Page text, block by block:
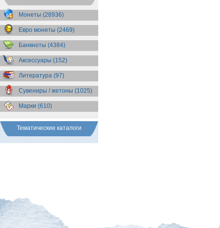
Ботсвана
Бразилия(55)
Брит. Антарктические
территории(36)
Брит. Виргинские острова(47)
Брит. Восточная Африка
Брит. Западная Африка(25)
Брит. Ост-Индийская компания
(11)
Брит. территория в Индийском
океане(24)
Бруней(4)
Бурунди(2)
Бутан(10)
Ватикан(85)
Великобритания(308)
Венгрия(179)
Гайана(8)
Гамбия (11)
Монеты (28936)
Евро монеты (2469)
Банкноты (4384)
Аксессуары (152)
Литература (97)
Сувениры / жетоны (1025)
Марки (610)
Тематические каталоги